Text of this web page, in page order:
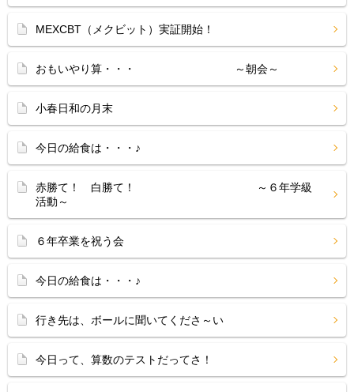
MEXCBT（メクビット）実証開始！
おもいやり算・・・ ～朝会～
小春日和の月末
今日の給食は・・・♪
赤勝て！ 白勝て！ ～６年学級
活動～
６年卒業を祝う会
今日の給食は・・・♪
行き先は、ボールに聞いてくださ～い
今日って、算数のテストだってさ！